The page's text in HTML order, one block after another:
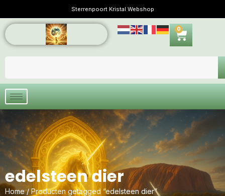
Sterrenpoort Kristal Webshop
0
edelsteen dier
Home/ Producten getagged “edelsteen dier”